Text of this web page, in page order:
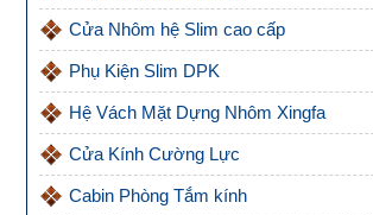
Cửa Nhôm hệ Slim cao cấp
Phụ Kiện Slim DPK
Hệ Vách Mặt Dựng Nhôm Xingfa
Cửa Kính Cường Lực
Cabin Phòng Tắm kính